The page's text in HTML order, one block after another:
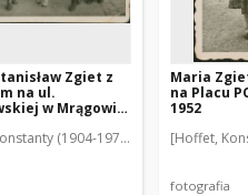
Zgiet z
na ul.
w Mrągowie.
(1904-1978)]
Maria
na Placu
1952
[Hoffet,
fotografia